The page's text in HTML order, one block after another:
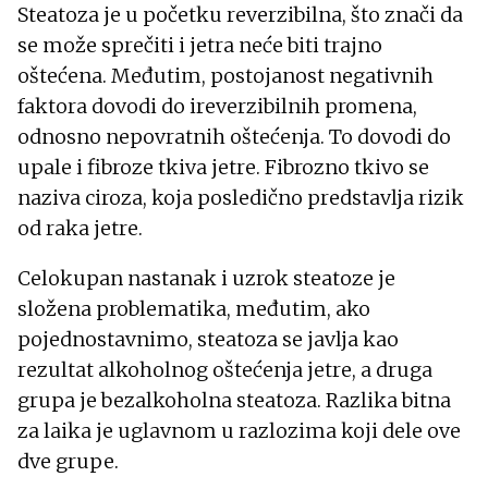
Steatoza je u početku reverzibilna, što znači da
se može sprečiti i jetra neće biti trajno
oštećena. Međutim, postojanost negativnih
faktora dovodi do ireverzibilnih promena,
odnosno nepovratnih oštećenja. To dovodi do
upale i fibroze tkiva jetre. Fibrozno tkivo se
naziva ciroza, koja posledično predstavlja rizik
od raka jetre.
Celokupan nastanak i uzrok steatoze je
složena problematika, međutim, ako
pojednostavnimo, steatoza se javlja kao
rezultat alkoholnog oštećenja jetre, a druga
grupa je bezalkoholna steatoza. Razlika bitna
za laika je uglavnom u razlozima koji dele ove
dve grupe.